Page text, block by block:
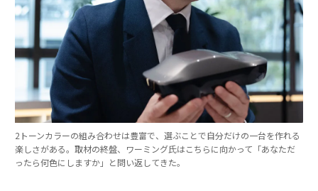
2トーンカラーの組み合わせは豊富で、選ぶことで自分だけの一台を作れる
楽しさがある。取材の終盤、ワーミング氏はこちらに向かって「あなただ
ったら何色にしますか」と問い返してきた。